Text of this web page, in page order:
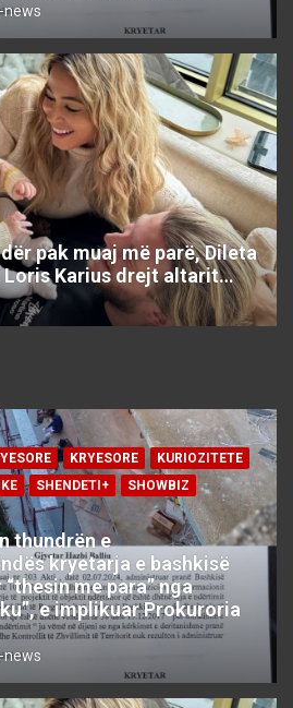
news
pak muaj më parë, Dileta
Karius drejt altarit…
KRYESORE
KURIOZITETE
SHENDETI+
SHOWBIZ
thundrën e
kryetarja e bashkisë
me para” nga
e implikuar Prokuroria
news